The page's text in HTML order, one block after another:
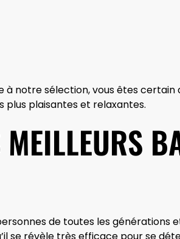
à notre sélection, vous êtes certain
plus plaisantes et relaxantes.
de toutes les générations